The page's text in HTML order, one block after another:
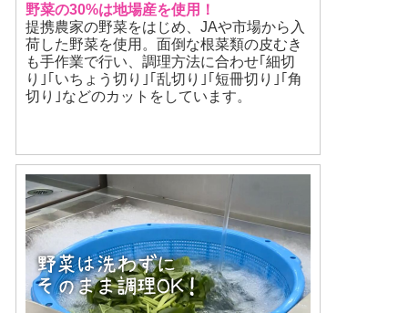
野菜の30%は地場産を使用！
提携農家の野菜をはじめ、JAや市場から入
荷した野菜を使用。面倒な根菜類の皮むき
も手作業で行い、調理方法に合わせ｢細切
り｣｢いちょう切り｣｢乱切り｣｢短冊切り｣｢角
切り｣などのカットをしています。